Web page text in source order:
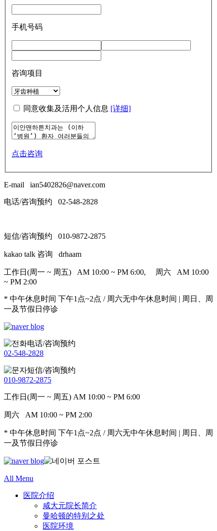
手机号码
咨询项目
同意收集及活用个人信息 [详细]
点击咨询
E-mail ian5402826@naver.com
电话/咨询预约 02-548-2828
短信/咨询预约 010-9872-2875
kakao talk 咨询 drhaam
工作日(周一 ~ 周五) AM 10:00 ~ PM 6:00, 周六 AM 10:00
~ PM 2:00
* 中午休息时间 下午1点~2点 / 周六无中午休息时间 | 周日、周
一及节假日停诊
电话/咨询预约
02-548-2828
短信/咨询预约
010-9872-2875
工作日(周一 ~ 周五) AM 10:00 ~ PM 6:00
周六 AM 10:00 ~ PM 2:00
* 中午休息时间 下午1点~2点 / 周六无中午休息时间
| 周日、周
一及节假日停诊
All Menu
医院介绍
咸大元院长简介
曼哈顿的特别之处
医院环境